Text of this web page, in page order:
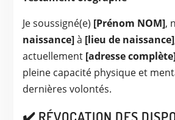
Je soussigné(e) [Prénom NOM],
naissance]à [lieu de naissance]
actuellement [adresse
pleine capacité physique et
dernières volontés.
✔️ RÉVOCATION DES